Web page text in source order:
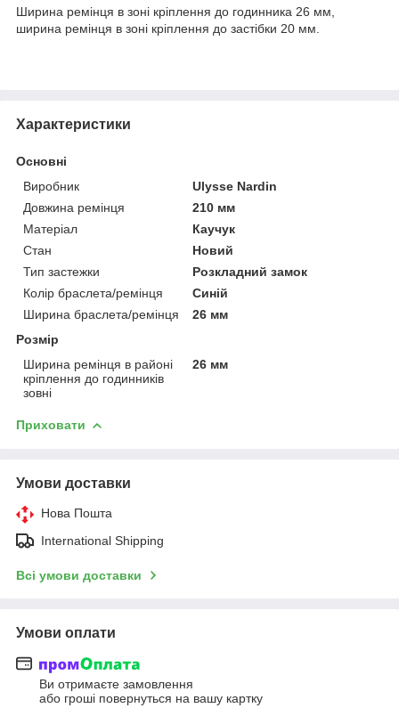
Ширина ремінця в зоні кріплення до годинника 26 мм,
ширина ремінця в зоні кріплення до застібки 20 мм.
Характеристики
Основні
Виробник
Ulysse Nardin
Довжина ремінця
210 мм
Матеріал
Каучук
Стан
Новий
Тип застежки
Розкладний замок
Колір браслета/ремінця
Синій
Ширина браслета/ремінця
26 мм
Розмір
Ширина ремінця в районі
кріплення до годинників
зовні
26 мм
Приховати
Умови доставки
Нова Пошта
International Shipping
Всі умови доставки
Умови оплати
Ви отримаєте замовлення
або гроші повернуться на вашу картку